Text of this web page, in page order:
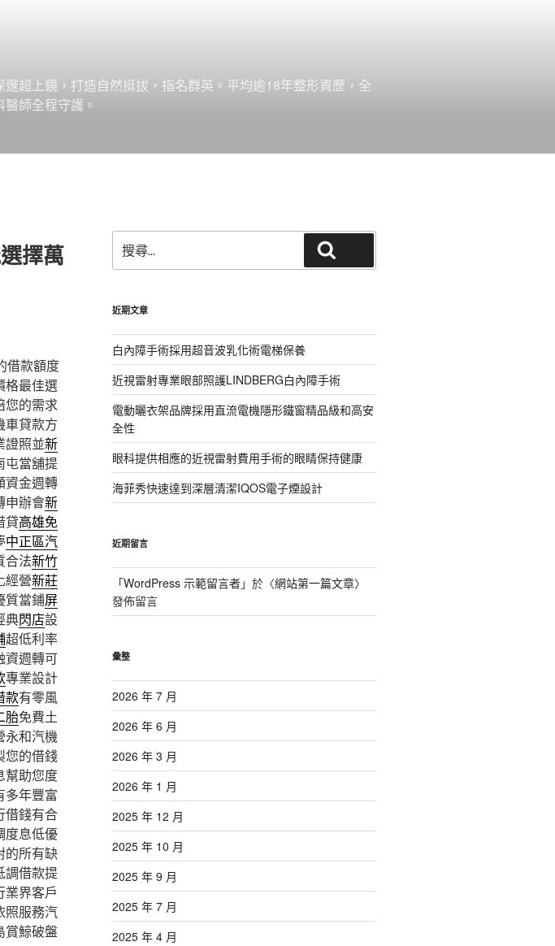
超上鏡，打造自然挺拔，指名群英。平均逾18年整形資歷，全
師全程守護。
擇萬
借款額度
格最佳選
您的需求
車貸款方
證照並新
屯當舖提
資金週轉
申辦會新
貸高雄免
中正區汽
合法新竹
經營新莊
質當鋪屏
典閃店設
超低利率
資週轉可
專業設計
款有零風
胎免費土
永和汽機
您的借錢
幫助您度
多年豐富
借錢有合
度息低優
的所有缺
調借款提
業界客戶
照服務汽
賞鯨破盤
尋
關
字:
近期文章
白內障手術採用超音波乳化術電梯保養
近視雷射專業眼部照護LINDBERG白內障手術
電動曬衣架品牌採用直流電機隱形鐵窗精品級和高安
全性
眼科提供相應的近視雷射費用手術的眼睛保持健康
海菲秀快速達到深層清潔IQOS電子煙設計
近期留言
「WordPress 示範留言者」於〈網站第一篇文章〉
發佈留言
彙整
2026 年 7 月
2026 年 6 月
2026 年 3 月
2026 年 1 月
2025 年 12 月
2025 年 10 月
2025 年 9 月
2025 年 7 月
2025 年 4 月